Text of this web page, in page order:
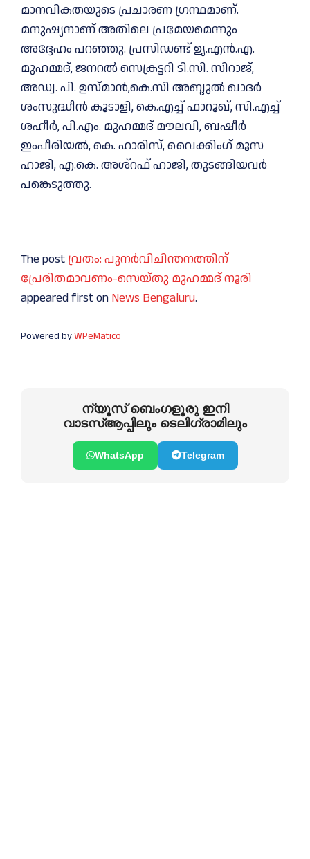
മാനവികതയുടെ പ്രചാരണ ഗ്രന്ഥമാണ്.
മനുഷ്യനാണ് അതിലെ പ്രമേയമെന്നും
അദ്ദേഹം പറഞ്ഞു. പ്രസിഡണ്ട് ഉൃ.എന്‍.എ.
മുഹമ്മദ്, ജനറല്‍ സെക്രട്ടറി ടി.സി. സിറാജ്,
അഡ്വ. പി. ഉസ്മാന്‍,കെ.സി അബ്ദുല്‍ ഖാദര്‍
ശംസുദ്ധീന്‍ കൂടാളി, കെ.എച്ച് ഫാറൂഖ്, സി.എച്ച്
ശഹീര്‍, പി.എം. മുഹമ്മദ് മൗലവി, ബഷീര്‍
ഇംപീരിയല്‍, കെ. ഹാരിസ്, വൈക്കിംഗ് മൂസ
ഹാജി, എ.കെ. അശ്‌റഫ് ഹാജി, തുടങ്ങിയവര്‍
പങ്കെടുത്തു.
The post വ്രതം: പുനർവിചിന്തനത്തിന്
പ്രേരിതമാവണം-സെയ്തു മുഹമ്മദ് നൂരി
appeared first on News Bengaluru.
Powered byWPeMatico
ന്യൂസ് ബെംഗളൂരു ഇനി
വാടസ്ആപ്പിലും ടെലിഗ്രാമിലും
WhatsApp Telegram